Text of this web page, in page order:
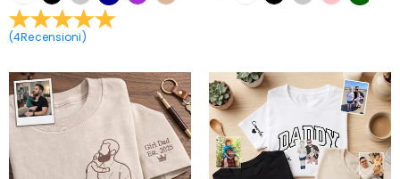
(4Recensioni)